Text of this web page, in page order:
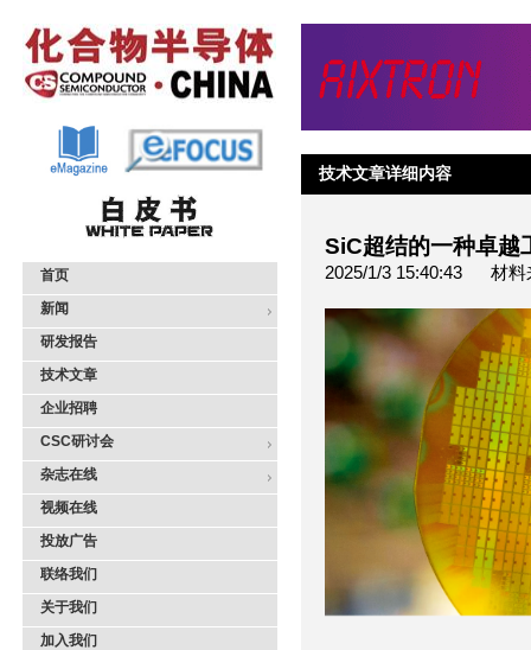
首页
新闻
研发报告
技术文章
企业招聘
CSC研讨会
杂志在线
视频在线
投放广告
联络我们
关于我们
加入我们
技术文章详细内容
SiC超结的一种卓越
2025/1/3 15:40:43 材料